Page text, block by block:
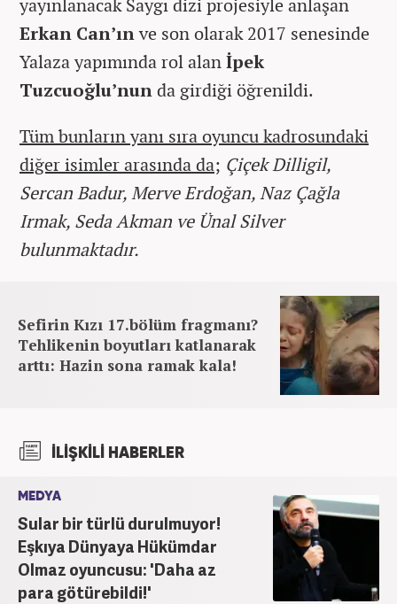
Erkan Can’ınve son olarak 2017 senesinde
Yalaza yapımında rol alanİpek
Tuzcuoğlu’nunda girdiği öğrenildi.
Tüm bunların yanı sıra oyuncu kadrosundaki
diğer isimler arasında da; Çiçek Dilligil,
Sercan Badur, Merve Erdoğan, Naz Çağla
Irmak, Seda Akman ve Ünal Silver
bulunmaktadır.
Sefirin Kızı 17.bölüm fragmanı?
Tehlikenin boyutları katlanarak
arttı: Hazin sona ramak kala!
İLİŞKİLİ HABERLER
MEDYA
Sular bir türlü durulmuyor!
Eşkıya Dünyaya Hükümdar
Olmaz oyuncusu: 'Daha az
para götürebildi!'